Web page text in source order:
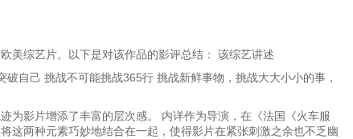
美综艺片。以下是对该作品的影评总结： 该综艺讲述
自己 挑战不可能挑战365行 挑战新鲜事物，挑战大大小小的事，
为影片增添了丰富的层次感。 内详作为导演，在《法国《火车服
这两种元素巧妙地结合在一起，使得影片在紧张刺激之余也不乏幽